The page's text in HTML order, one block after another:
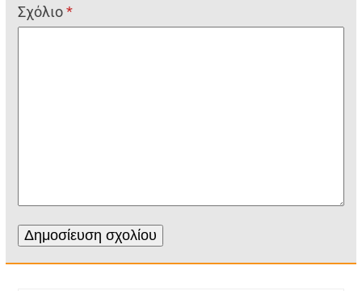
Σχόλιο*